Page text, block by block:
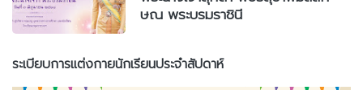
ษณ พระบรมราชินี
ระเบียบการแต่งกายนักเรียนประจำสัปดาห์